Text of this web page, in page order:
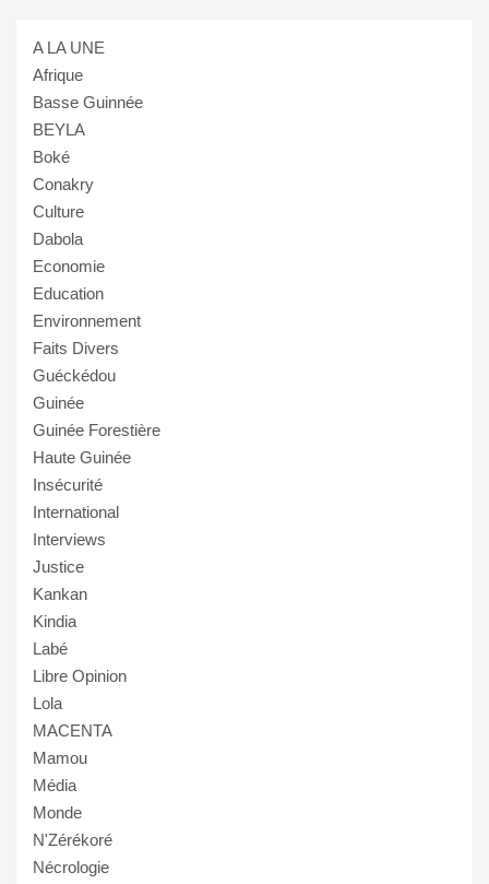
A LA UNE
Afrique
Basse Guinnée
BEYLA
Boké
Conakry
Culture
Dabola
Economie
Education
Environnement
Faits Divers
Guéckédou
Guinée
Guinée Forestière
Haute Guinée
Insécurité
International
Interviews
Justice
Kankan
Kindia
Labé
Libre Opinion
Lola
MACENTA
Mamou
Média
Monde
N'Zérékoré
Nécrologie